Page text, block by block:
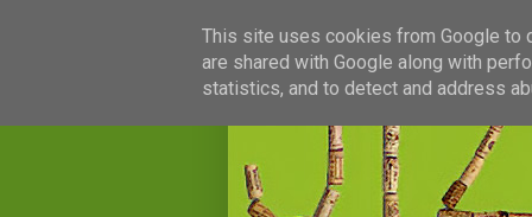
This site uses cookies from Google to
are shared with Google along with
statistics, and to detect and address